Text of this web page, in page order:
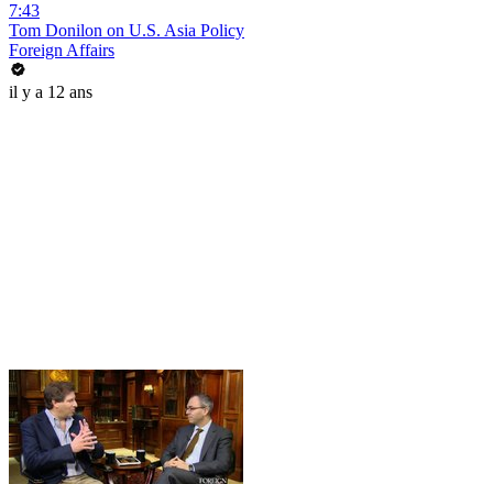
7:43
Tom Donilon on U.S. Asia Policy
Foreign Affairs
il y a 12 ans